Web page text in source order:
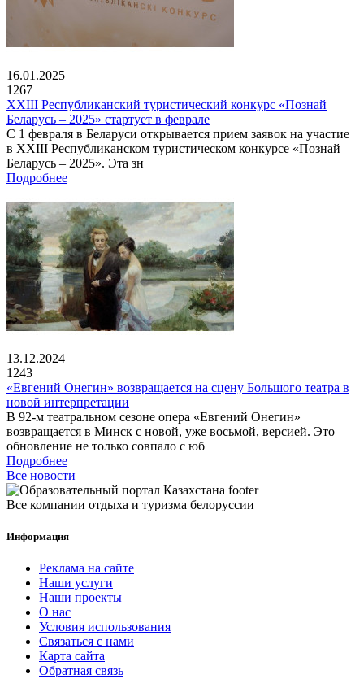
16.01.2025
1267
XXIII Республиканский туристический конкурс «Познай
Беларусь – 2025» стартует в феврале
С 1 февраля в Беларуси открывается прием заявок на участие
в XXIII Республиканском туристическом конкурсе «Познай
Беларусь – 2025». Эта зн
Подробнее
13.12.2024
1243
«Евгений Онегин» возвращается на сцену Большого театра в
новой интерпретации
В 92-м театральном сезоне опера «Евгений Онегин»
возвращается в Минск с новой, уже восьмой, версией. Это
обновление не только совпало с юб
Подробнее
Все новости
Все компании отдыха и туризма белоруссии
Информация
Реклама на сайте
Наши услуги
Наши проекты
О нас
Условия использования
Связаться с нами
Карта сайта
Обратная связь